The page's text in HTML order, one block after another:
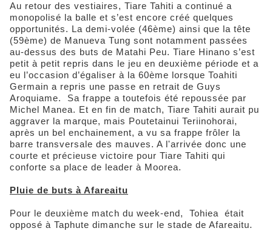
Au retour des vestiaires, Tiare Tahiti a continué a
monopolisé la balle et s’est encore créé quelques
opportunités. La demi-volée (46ème) ainsi que la tête
(59ème) de Manueva Tung sont notamment passées
au-dessus des buts de Matahi Peu. Tiare Hinano s’est
petit à petit repris dans le jeu en deuxième période et a
eu l’occasion d’égaliser à la 60ème lorsque Toahiti
Germain a repris une passe en retrait de Guys
Aroquiame. Sa frappe a toutefois été repoussée par
Michel Manea. Et en fin de match, Tiare Tahiti aurait pu
aggraver la marque, mais Poutetainui Teriinohorai,
après un bel enchainement, a vu sa frappe frôler la
barre transversale des mauves. A l'arrivée donc une
courte et précieuse victoire pour Tiare Tahiti qui
conforte sa place de leader à Moorea.
Pluie de buts à Afareaitu
Pour le deuxième match du week-end, Tohiea était
opposé à Taphute dimanche sur le stade de Afareaitu.